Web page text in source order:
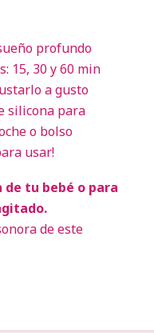
profundo
15, 30 y 60 min
a gusto
silicona para
o bolso
usar!
tu bebé o para
de este